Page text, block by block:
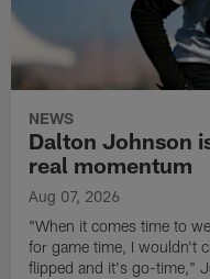
NEWS
Dalton Johnson
real momentum
Aug 07, 2026
"When it comes time to
for game time, I wouldn't
flipped and it's go-time,"